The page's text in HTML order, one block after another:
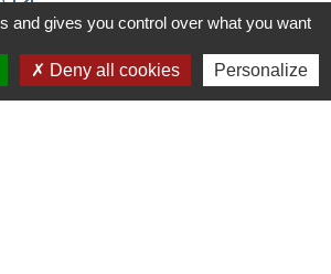
une erreur sur cette page
and gives you control over what you want
Deny all cookies Personalize